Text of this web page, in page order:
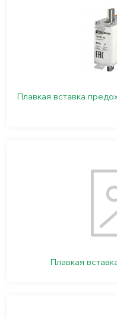
Плавкая вставка
Плавкая